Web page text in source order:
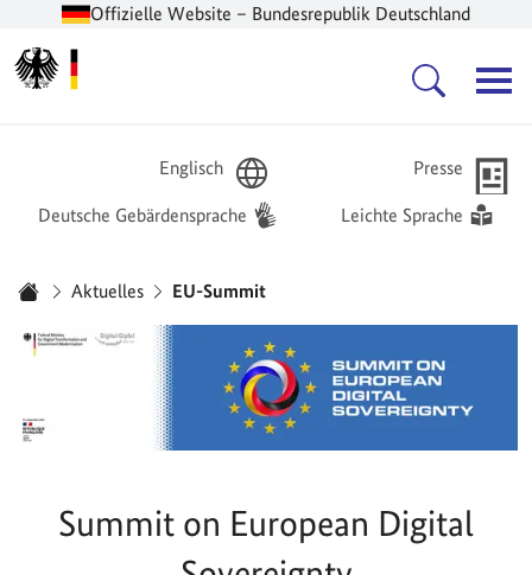
Offizielle Website – Bundesrepublik Deutschland
Englisch Presse
Deutsche Gebärdensprache Leichte Sprache
Aktuelles EU-Summit
Summit on European Digital